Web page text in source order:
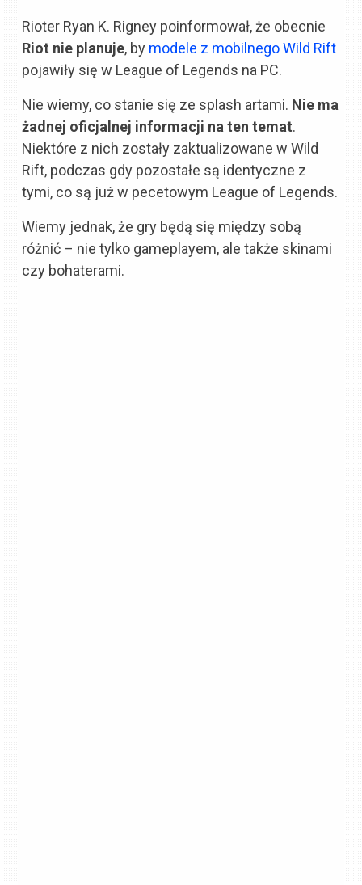
Rioter Ryan K. Rigney poinformował, że obecnie
Riot nie planuje, by modele z mobilnego Wild Rift
pojawiły się w League of Legends na PC.
Nie wiemy, co stanie się ze splash artami. Nie ma
żadnej oficjalnej informacji na ten temat.
Niektóre z nich zostały zaktualizowane w Wild
Rift, podczas gdy pozostałe są identyczne z
tymi, co są już w pecetowym League of Legends.
Wiemy jednak, że gry będą się między sobą
różnić – nie tylko gameplayem, ale także skinami
czy bohaterami.